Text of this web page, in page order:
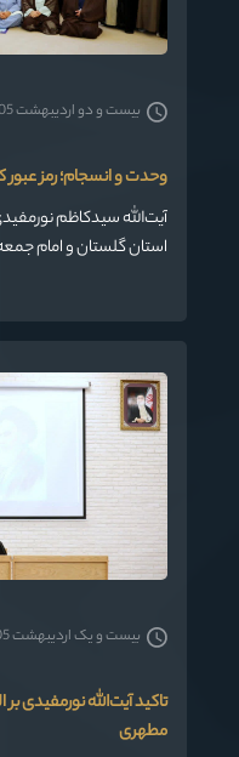
وحدت و انسجام؛ رمز عبور
آیت‌الله سیدکاظم
استان گلستان و امام
وحدت و انسجام ملی،
نیازمند همدلی،
بیست و دو اردیبهشت 1405
تاکید آیت‌الله نورمفیدی
مطهری
بیست و یک اردیبهشت 1405